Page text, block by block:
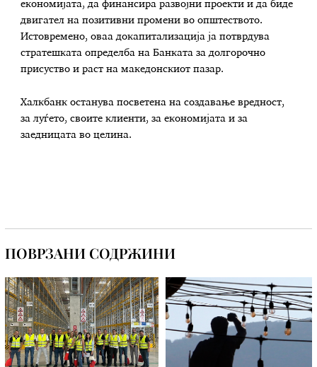
економијата, да финансира развојни проекти и да биде
двигател на позитивни промени во општеството.
Истовремено, оваа докапитализација ја потврдува
стратешката определба на Банката за долгорочно
присуство и раст на македонскиот пазар.
Халкбанк останува посветена на создавање вредност,
за луѓето, своите клиенти, за економијата и за
заедницата во целина.
ПОВРЗАНИ СОДРЖИНИ